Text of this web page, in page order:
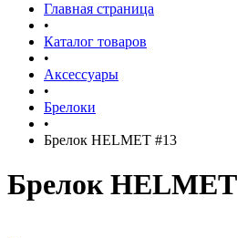
Главная страница
•
Каталог товаров
•
Аксессуары
•
Брелоки
•
Брелок HELMET #13
Брелок HELMET